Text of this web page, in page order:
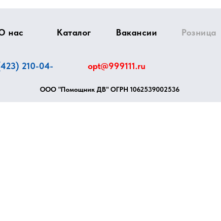
ООО "Помощник ДВ" ОГРН 1062539002536
нас Каталог Вакансии Розница
210-04-
opt@999111.ru